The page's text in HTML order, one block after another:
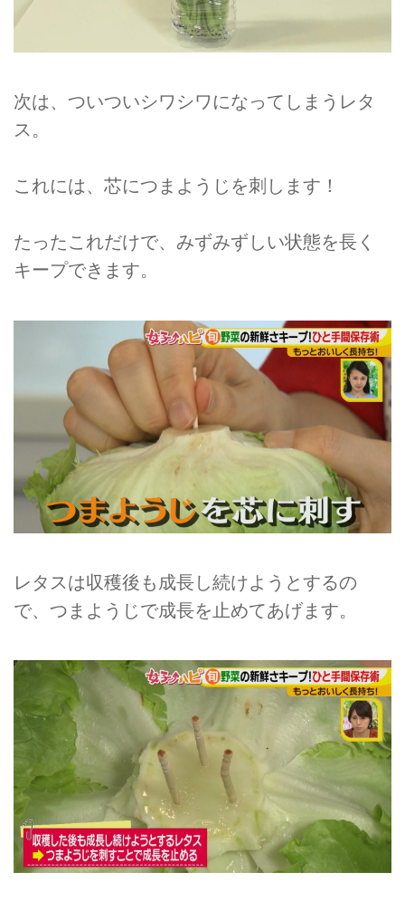
次は、ついついシワシワになってしまうレタ
ス。
これには、芯につまようじを刺します！
たったこれだけで、みずみずしい状態を長く
キープできます。
レタスは収穫後も成長し続けようとするの
で、つまようじで成長を止めてあげます。